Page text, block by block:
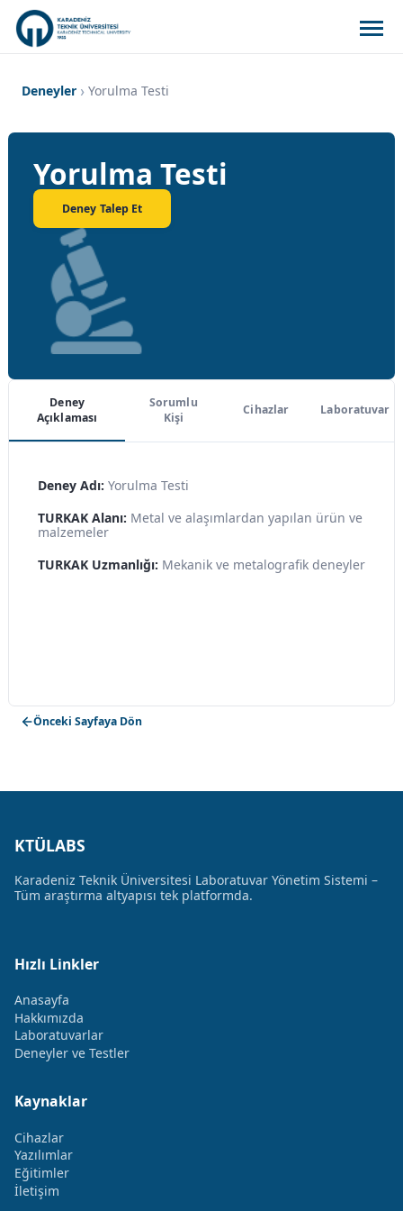
Deneyler Yorulma Testi
Yorulma Testi
Deney Talep Et
Deney
Açıklaması
Sorumlu
Kişi
Cihazlar Laboratuvar
Deney Adı: Yorulma Testi
TURKAK Alanı: Metal ve alaşımlardan yapılan ürün ve
malzemeler
TURKAK Uzmanlığı: Mekanik ve metalografik deneyler
Önceki Sayfaya Dön
KTÜLABS
Karadeniz Teknik Üniversitesi Laboratuvar Yönetim Sistemi –
Tüm araştırma altyapısı tek platformda.
Hızlı Linkler
Anasayfa
Hakkımızda
Laboratuvarlar
Deneyler ve Testler
Kaynaklar
Cihazlar
Yazılımlar
Eğitimler
İletişim